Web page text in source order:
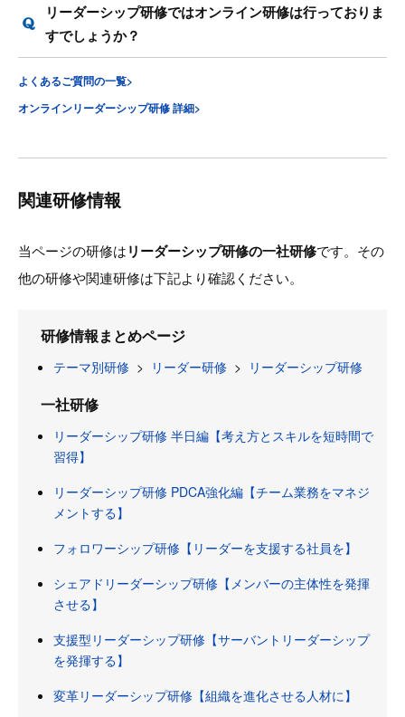
リーダーシップ研修ではオンライン研修は行っておりま
すでしょうか？
よくあるご質問の一覧>
オンラインリーダーシップ研修 詳細>
関連研修情報
当ページの研修はリーダーシップ研修の一社研修です。その
他の研修や関連研修は下記より確認ください。
研修情報まとめページ
テーマ別研修 > リーダー研修 > リーダーシップ研修
一社研修
リーダーシップ研修 半日編【考え方とスキルを短時間で
習得】
リーダーシップ研修 PDCA強化編【チーム業務をマネジ
メントする】
フォロワーシップ研修【リーダーを支援する社員を】
シェアドリーダーシップ研修【メンバーの主体性を発揮
させる】
支援型リーダーシップ研修【サーバントリーダーシップ
を発揮する】
変革リーダーシップ研修【組織を進化させる人材に】